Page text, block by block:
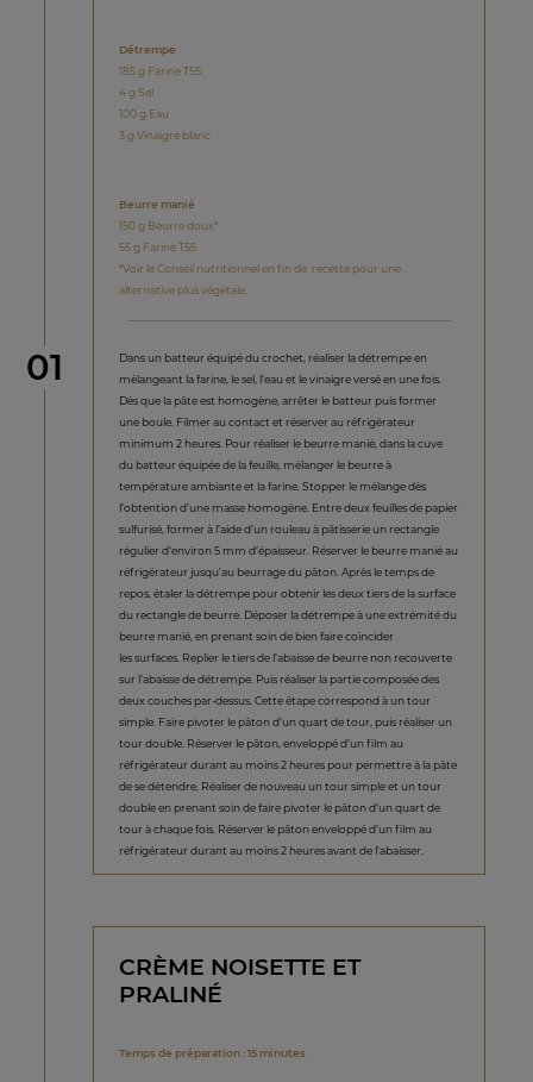
étape
01
Détrempe
185 g Farine T55
4 g Sel
100 g Eau
3 g Vinaigre blanc
Beurre manié
150 g Beurre doux*
55 g Farine T55
*Voir le Conseil nutritionnel en fin de recette pour une
alternative plus végétale.
Dans un batteur équipé du crochet, réaliser la détrempe en
mélangeant la farine, le sel, l’eau et le vinaigre versé en une fois.
Dès que la pâte est homogène, arrêter le batteur puis former
une boule. Filmer au contact et réserver au réfrigérateur
minimum 2 heures. Pour réaliser le beurre manié, dans la cuve
du batteur équipée de la feuille, mélanger le beurre à
température ambiante et la farine. Stopper le mélange dès
l’obtention d’une masse homogène. Entre deux feuilles de papier
sulfurisé, former à l’aide d’un rouleau à pâtisserie un rectangle
régulier d’environ 5 mm d’épaisseur. Réserver le beurre manié au
réfrigérateur jusqu’au beurrage du pâton. Après le temps de
repos, étaler la détrempe pour obtenir les deux tiers de la surface
du rectangle de beurre. Déposer la détrempe à une extrémité du
beurre manié, en prenant soin de bien faire coïncider
les surfaces. Replier le tiers de l’abaisse de beurre non recouverte
sur l’abaisse de détrempe. Puis réaliser la partie composée des
deux couches par-dessus. Cette étape correspond à un tour
simple. Faire pivoter le pâton d’un quart de tour, puis réaliser un
tour double. Réserver le pâton, enveloppé d’un film au
réfrigérateur durant au moins 2 heures pour permettre à la pâte
de se détendre. Réaliser de nouveau un tour simple et un tour
double en prenant soin de faire pivoter le pâton d’un quart de
tour à chaque fois. Réserver le pâton enveloppé d’un film au
réfrigérateur durant au moins 2 heures avant de l’abaisser.
CRÈME NOISETTE ET
PRALINÉ
Temps de préparation : 15 minutes